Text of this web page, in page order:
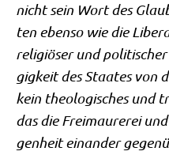
nicht sein Wort des
ten eben­so wie die
reli­giö­ser und
gig­keit des Staa­tes von
kein theo­lo­gi­sches und
das die Frei­mau­re­rei
gen­heit ein­an­der